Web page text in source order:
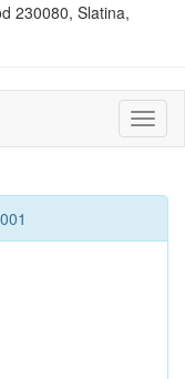
230080, Slatina,
sau